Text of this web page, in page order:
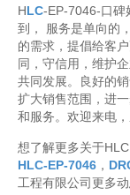
HLC-EP-7046-口碑
到， 服务是单向的
的需求，提倡给客户
同，守信用，维护
共同发展。良好的
扩大销售范围，进
和服务。欢迎来电
想了解更多关于
HLC-EP-7046 ，
工程有限公司更多